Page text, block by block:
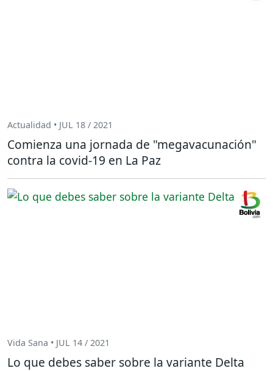
Actualidad • JUL 18 / 2021
Comienza una jornada de "megavacunación"
contra la covid-19 en La Paz
Vida Sana • JUL 14 / 2021
Lo que debes saber sobre la variante Delta